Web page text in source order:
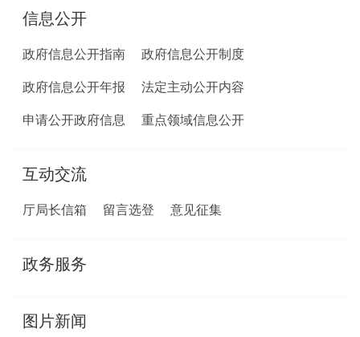
信息公开
政府信息公开指南 政府信息公开制度
政府信息公开年报 法定主动公开内容
申请公开政府信息 重点领域信息公开
互动交流
厅局长信箱 留言选登 意见征集
政务服务
图片新闻